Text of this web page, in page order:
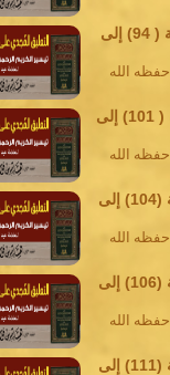
تفسير السعدي || البقرة || من الآية ( 94) إلى
الله
تفسير السعدي || البقرة || من الآية ( 101) إلى
الله
تفسير السعدي || البقرة || من الآية (104) إلى
الله
تفسير السعدي || البقرة || من الآية (106) إلى
الله
تفسير السعدي || البقرة || من الآية (111) إلى